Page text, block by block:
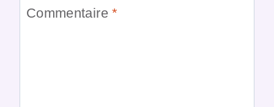
Commentaire*